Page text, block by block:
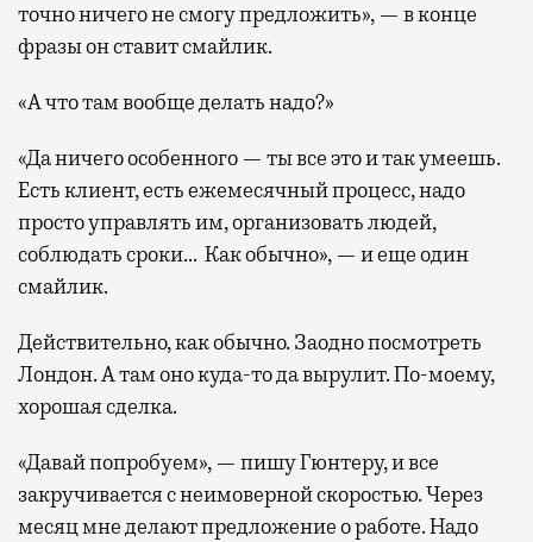
точно ничего не смогу предложить», — в конце
фразы он ставит смайлик.
«А что там вообще делать надо?»
«Да ничего особенного — ты все это и так умеешь.
Есть клиент, есть ежемесячный процесс, надо
просто управлять им, организовать людей,
соблюдать сроки… Как обычно», — и еще один
смайлик.
Действительно, как обычно. Заодно посмотреть
Лондон. А там оно куда-то да вырулит. По-моему,
хорошая сделка.
«Давай попробуем», — пишу Гюнтеру, и все
закручивается с неимоверной скоростью. Через
месяц мне делают предложение о работе. Надо